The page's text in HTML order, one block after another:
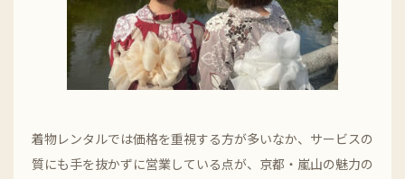
着物レンタルでは価格を重視する方が多いなか、サービスの
質にも手を抜かずに営業している点が、京都・嵐山の魅力の